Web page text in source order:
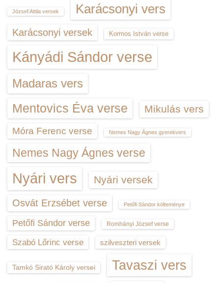
József Attila versek Karácsonyi vers
Karácsonyi versek Kormos István verse
Kányádi Sándor verse
Madaras vers
Mentovics Éva verse Mikulás vers
Móra Ferenc verse Nemes Nagy Ágnes gyerekvers
Nemes Nagy Ágnes verse
Nyári vers Nyári versek
Osvát Erzsébet verse Petőfi Sándor költeménye
Petőfi Sándor verse Romhányi József verse
Szabó Lőrinc verse szilveszteri versek
Tamkó Sirató Károly versei Tavaszi vers